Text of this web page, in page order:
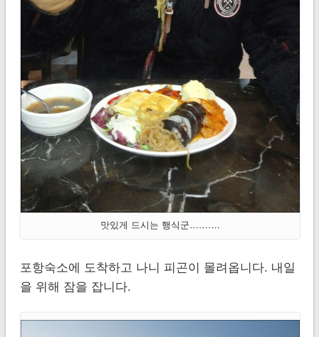
맛있게 드시는 행식군……….
포항숙소에 도착하고 나니 피곤이 몰려옵니다. 내일
을 위해 잠을 잡니다.